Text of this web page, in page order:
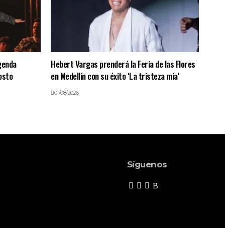
Hebert Vargas prenderá la Feria de las Flores
en Medellín con su éxito ‘La tristeza mía’
01/08/2026
Síguenos